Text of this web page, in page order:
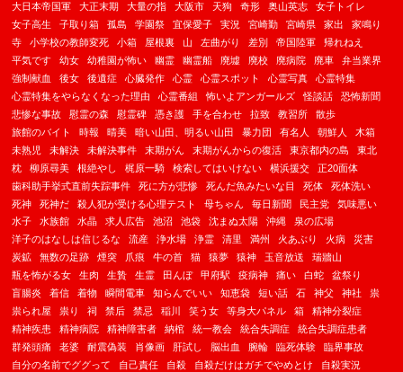
大日本帝国軍
大正末期 大量の指 大阪市 天狗 奇形 奥山英志
女子トイレ
女子高生
子取り箱 孤島 学園祭 宜保愛子 実況 宮崎勤 宮崎県 家出
家鳴り
寺
小学校の教師変死 小箱 屋根裏 山 左曲がり 差別 帝国陸軍
帰れねえ
平気です
幼女 幼稚園が怖い 幽霊 幽霊船 廃墟 廃校 廃病院 廃車
弁当業界
強制献血
後女 後遺症 心臓発作 心霊 心霊スポット 心霊写真
心霊特集
心霊特集をやらなくなった理由
心霊番組 怖いよアンガールズ 怪談話
恐怖新聞
悲惨な事故
慰霊の森 慰霊碑 憑き護 手を合わせ 拉致 教習所
散歩
旅館のバイト
時報 晴美 暗い山田、明るい山田 暴力団 有名人 朝鮮人
木箱
未熟児
未解決 未解決事件 末期がん 末期がんからの復活 東京都内の島
東北
枕
柳原尋美 根絶やし 梶原一騎 検索してはいけない 横浜援交
正20面体
歯科助手挙式直前失踪事件
死に方が悲惨 死んだ魚みたいな目 死体
死体洗い
死神
死神だ 殺人犯が受ける心理テスト 母ちゃん 毎日新聞 民主党
気味悪い
水子
水族館 水晶 求人広告 池沼 池袋 沈まぬ太陽 沖縄
泉の広場
洋子のはなしは信じるな
流産 浄水場 浄霊 清里 満州 火あぶり 火病
災害
炭鉱
無数の足跡 煙突 爪痕 牛の首 猫 猿夢 猿神 玉音放送
瑞牆山
瓶を怖がる女
生肉 生贄 生霊 田んぼ 甲府駅 疫病神 痛い 白蛇
盆祭り
盲腸炎
着信 着物 瞬間電車 知らんでいい 知恵袋 短い話 石 神父 神社
祟
祟られ屋
祟り 祠 禁后 禁忌 稲川 笑う女 等身大パネル 箱
精神分裂症
精神疾患
精神病院 精神障害者 納棺 統一教会 統合失調症
統合失調症患者
群発頭痛
老婆 耐震偽装 肖像画 肝試し 脳出血 腕輪 臨死体験
臨界事故
自分の名前でググって
自己責任 自殺 自殺だけはガチでやめとけ 自殺実況